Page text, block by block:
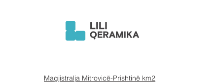
Magjistralja Mitrovicë-Prishtinë km2